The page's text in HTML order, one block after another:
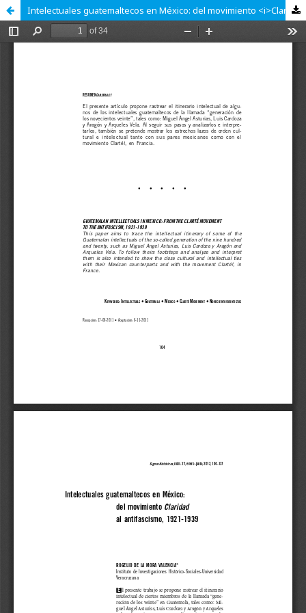
Intelectuales guatemaltecos en México: del movimiento <i>Claridad</i> al anti facismo, 1921-1939